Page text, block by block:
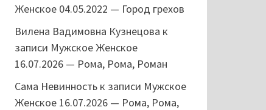
Женское 04.05.2022 — Город грехов
Вилена Вадимовна Кузнецова к
записи Мужское Женское
16.07.2026 — Рома, Рома, Роман
Сама Невинностьк записи Мужское
Женское 16.07.2026 — Рома, Рома,